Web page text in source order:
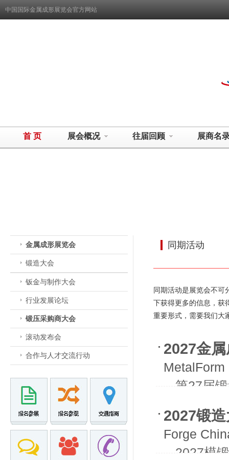
中国国际金属成形展览会官方网站
首 页 展会概况 往届回顾 展商名
金属成形展览会
锻造大会
钣金与制作大会
行业发展论坛
锻压采购商大会
滚动发布会
合作与人才交流行动
同期活动
同期活动是展览会不可
下获得更多的信息，获
重要形式，需要我们大
2027金
- -第27届
2027锻
Forge
- -2027模